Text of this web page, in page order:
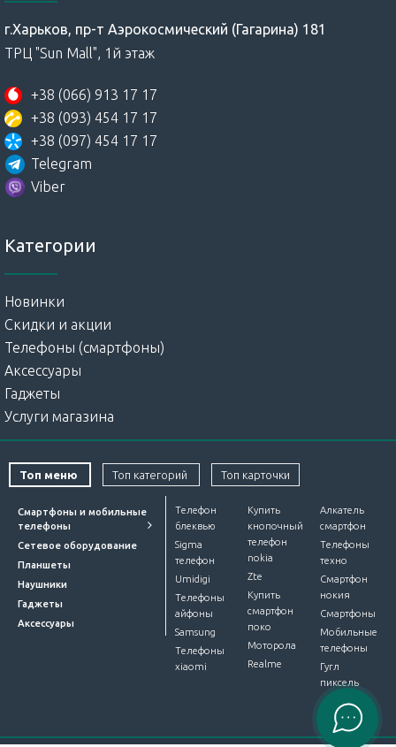
г.Харьков, пр-т Аэрокосмический (Гагарина) 181
ТРЦ "Sun Mall", 1й этаж
+38 (066) 913 17 17
+38 (093) 454 17 17
+38 (097) 454 17 17
Telegram
Viber
Категории
Новинки
Скидки и акции
Телефоны (смартфоны)
Аксессуары
Гаджеты
Услуги магазина
Топ меню Топ категорий Топ карточки
Смартфоны и мобильные
телефоны
Сетевое оборудование
Планшеты
Наушники
Гаджеты
Аксессуары
Телефон
блеквью
Sigma
телефон
Umidigi
Телефоны
айфоны
Samsung
Телефоны
xiaomi
Купить
кнопочный
телефон
nokia
Zte
Купить
смартфон
поко
Моторола
Realme
Алкатель
смартфон
Телефоны
техно
Смартфон
нокия
Смартфоны
Мобильные
телефоны
Гугл
пиксель